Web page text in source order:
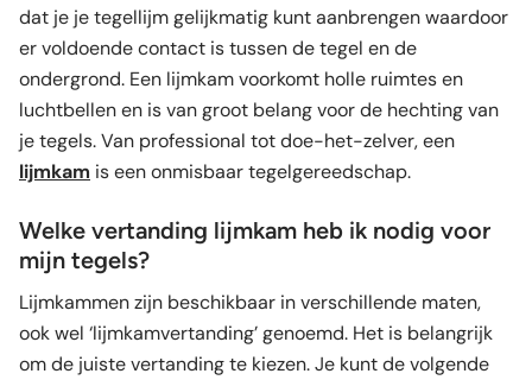
dat je je tegellijm gelijkmatig kunt aanbrengen waardoor
er voldoende contact is tussen de tegel en de
ondergrond. Een lijmkam voorkomt holle ruimtes en
luchtbellen en is van groot belang voor de hechting van
je tegels. Van professional tot doe-het-zelver, een
lijmkam is een onmisbaar tegelgereedschap.
Welke vertanding lijmkam heb ik nodig voor
mijn tegels?
Lijmkammen zijn beschikbaar in verschillende maten,
ook wel ‘lijmkamvertanding’ genoemd. Het is belangrijk
om de juiste vertanding te kiezen. Je kunt de volgende